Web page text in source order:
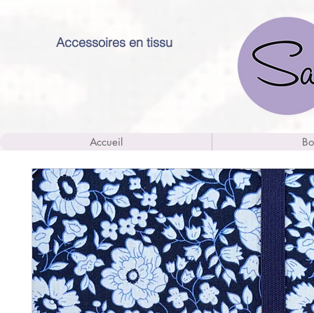
Accessoires en tissu
Accueil